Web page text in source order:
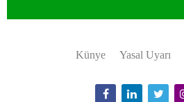
Künye Yasal Uyarı